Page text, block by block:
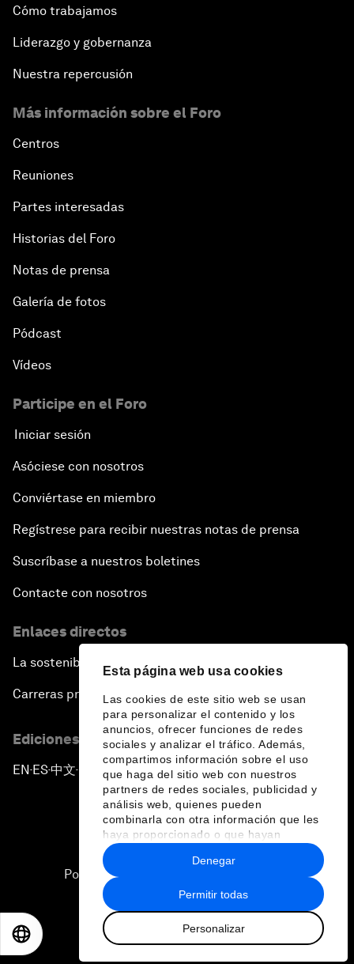
Esta página web usa cookies
Las cookies de este sitio web se usan
para personalizar el contenido y los
anuncios, ofrecer funciones de redes
sociales y analizar el tráfico. Además,
compartimos información sobre el uso
que haga del sitio web con nuestros
partners de redes sociales, publicidad y
análisis web, quienes pueden
combinarla con otra información que les
haya proporcionado o que hayan
recopilado a partir del uso que haya
hecho de sus servicios.
Permitir todas
Personalizar
Denegar
Cómo trabajamos
Liderazgo y gobernanza
Nuestra repercusión
Más información sobre el Foro
Centros
Reuniones
Partes interesadas
Historias del Foro
Notas de prensa
Galería de fotos
Pódcast
Vídeos
Participe en el Foro
Iniciar sesión
Asóciese con nosotros
Conviértase en miembro
Regístrese para recibir nuestras notas de prensa
Suscríbase a nuestros boletines
Contacte con nosotros
Enlaces directos
La sostenibilidad en el Foro
Carreras profesionales
Ediciones en otros idiomas
EN ▪ ES▪中文▪ 日本語
Política de privacidad y normas de uso
2026 Foro Económico Mundial